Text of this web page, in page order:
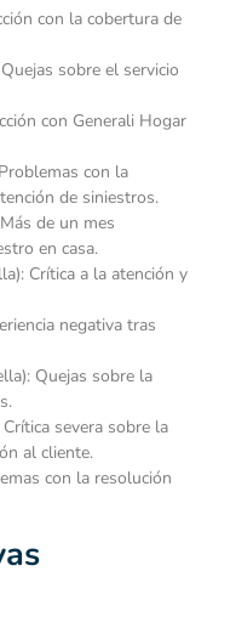
con la cobertura de
sobre el servicio
con Generali Hogar
con la
de siniestros.
de un mes
en casa.
Crítica a la atención y
negativa tras
Quejas sobre la
severa sobre la
al cliente.
con la resolución